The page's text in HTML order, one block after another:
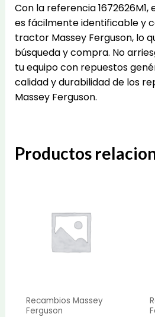
Con la referencia
es fácilmente identificable y
tractor Massey Ferguson, lo
búsqueda y compra. No
tu equipo con repuestos
calidad y durabilidad de los
Massey Ferguson.
Productos
Recambios Massey
Ferguson